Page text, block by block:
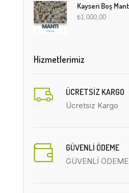
₺1.000,00
Hizmetlerimiz
ÜCRETSIZ KARGO
Ücretsiz Kargo
GÜVENLİ ÖDEME
GÜVENLİ ÖDEME